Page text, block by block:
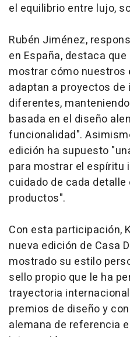
el equilibrio entre lujo,
Rubén Jiménez,
en España, destaca
mostrar cómo
adaptan a proyectos
diferentes,
basada en el diseño
funcionalidad".
edición ha supuesto
para mostrar el espíritu
cuidado de cada
productos".
Con esta participación,
nueva edición de Casa
mostrado su estilo
sello propio que le ha
trayectoria
premios de diseño y
alemana de referencia